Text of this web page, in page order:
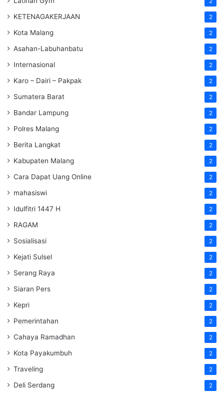
KETENAGAKERJAAN 2
Kota Malang 2
Asahan-Labuhanbatu 2
Internasional 2
Karo – Dairi – Pakpak 2
Sumatera Barat 2
Bandar Lampung 2
Polres Malang 2
Berita Langkat 2
Kabupaten Malang 2
Cara Dapat Uang Online 2
mahasiswi 2
Idulfitri 1447 H 2
RAGAM 2
Sosialisasi 2
Kejati Sulsel 2
Serang Raya 2
Siaran Pers 2
Kepri 2
Pemerintahan 2
Cahaya Ramadhan 2
Kota Payakumbuh 2
Traveling 2
Deli Serdang 2